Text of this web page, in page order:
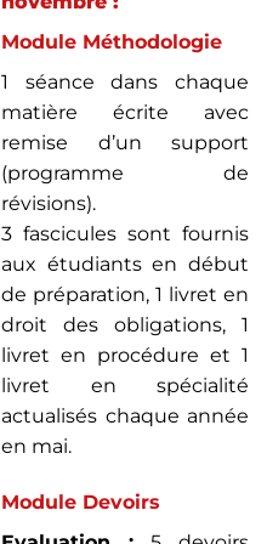
Module Méthodologie
1 séance dans chaque
matière écrite avec
remise d’un support
(programme de
révisions).
3 fascicules sont fournis
aux étudiants en début
de préparation, 1 livret en
droit des obligations, 1
livret en procédure et 1
livret en spécialité
actualisés chaque année
en mai.
Module Devoirs